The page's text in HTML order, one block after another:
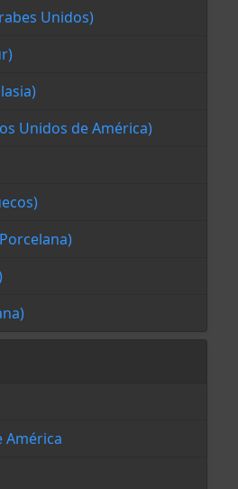
Unidos)
Unidos de América)
América